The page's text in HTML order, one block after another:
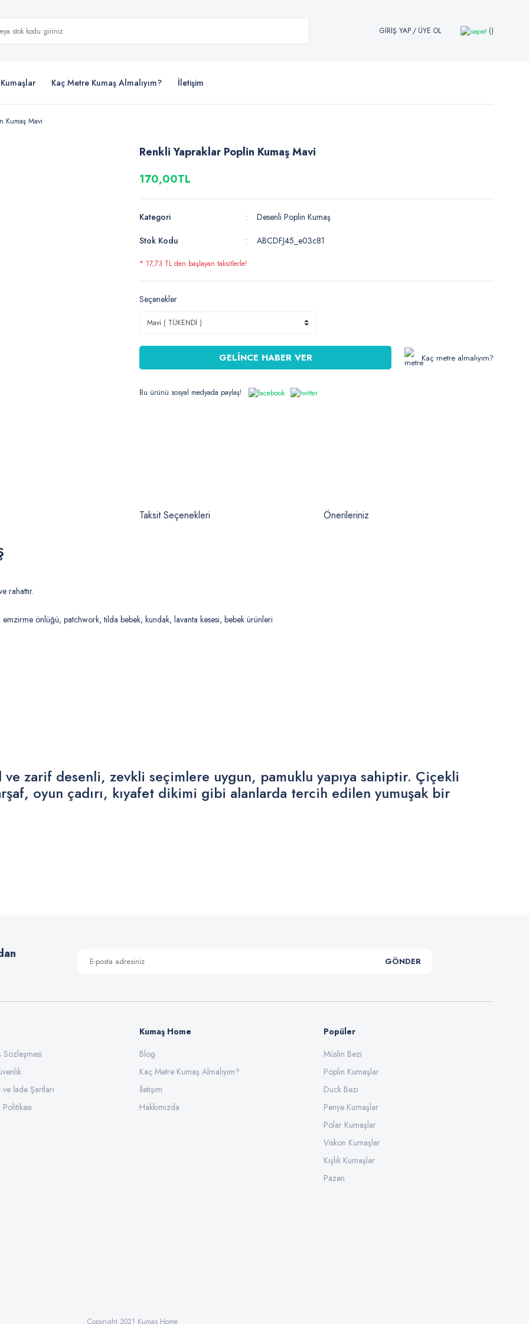
GİRİŞ YAP/ ÜYE OL
Kaç Metre Kumaş Almalıyım? İletişim
Kumaş Mavi
Renkli Yapraklar Poplin Kumaş Mavi
170,00TL
Kategori
Desenli Poplin Kumaş
Stok Kodu
ABCDFJ45_e03c81
* 17,73 TL den başlayan taksitlerle!
Seçenekler
GELİNCE HABER VER Kaç metre almalıyım?
Bu ürünü sosyal medyada paylaş!
Taksit Seçenekleri Önerileriniz
rahattır.
emzirme önlüğü, patchwork, tilda bebek, kundak, lavanta kesesi, bebek ürünleri
ve zarif desenli, zevkli seçimlere uygun, pamuklu yapıya sahiptir. Çiçekli
oyun çadırı, kıyafet dikimi gibi alanlarda tercih edilen yumuşak bir
Gönder
GÖNDER
Sözleşmesi
İade Şartları
Kumaş Home
Blog
Kaç Metre Kumaş Almalıyım?
İletişim
Hakkımızda
Popüler
Müslin Bezi
Poplin Kumaşlar
Duck Bezi
Penye Kumaşlar
Polar Kumaşlar
Viskon Kumaşlar
Kışlık Kumaşlar
Pazen
Copyright 2021 Kumas Home